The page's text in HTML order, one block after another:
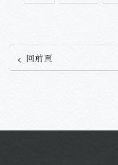
回前頁